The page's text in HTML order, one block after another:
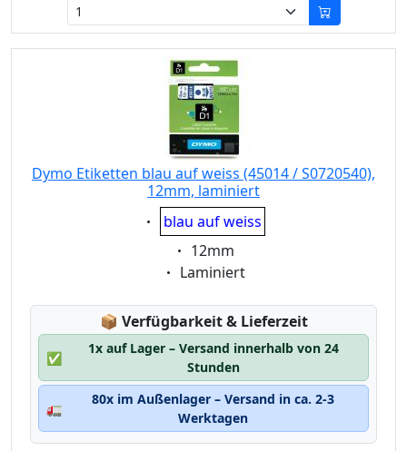
Dymo Etiketten blau auf weiss (45014 / S0720540),
12mm, laminiert
Eigenschaft:
blau auf weiss
Eigenschaft:
12mm
Eigenschaft:
Laminiert
📦 Lagerstatus:
Verfügbarkeit & Lieferzeit
✅
1x auf Lager – Versand innerhalb von 24
Stunden
🚛
80x im Außenlager – Versand in ca. 2-3
Werktagen